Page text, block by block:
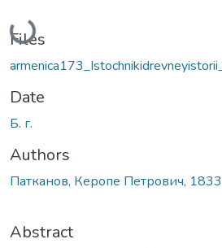
Loading...
Files
Date
Б. г.
Authors
Патканов, Керопе Петрович,
Abstract